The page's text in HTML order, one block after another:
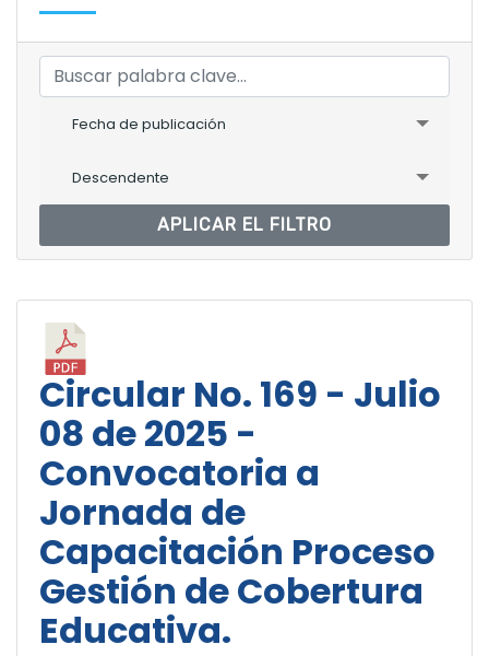
Fecha de publicación
Descendente
APLICAR EL FILTRO
Circular No. 169 - Julio
08 de 2025 -
Convocatoria a
Jornada de
Capacitación Proceso
Gestión de Cobertura
Educativa.